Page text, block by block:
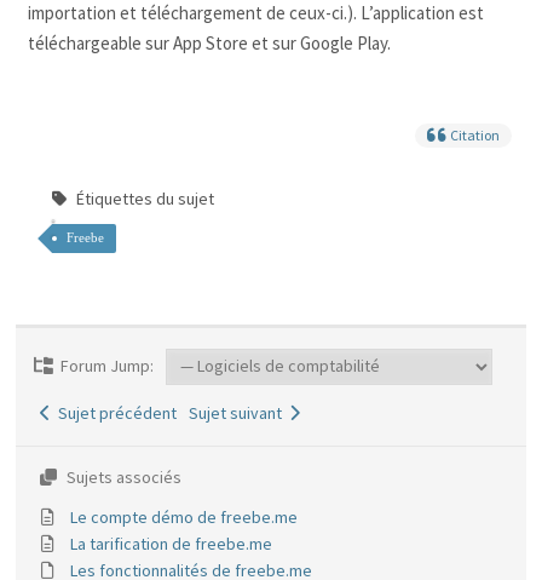
importation et téléchargement de ceux-ci.). L’application est
téléchargeable sur App Store et sur Google Play.
Citation
Étiquettes du sujet
Freebe
Forum Jump:
Sujet précédent Sujet suivant
Sujets associés
Le compte démo de freebe.me
La tarification de freebe.me
Les fonctionnalités de freebe.me